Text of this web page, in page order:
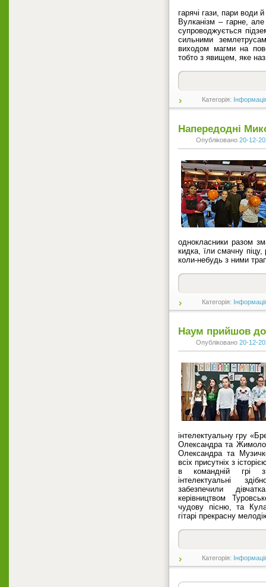
гарячі гази, пари води
Вулканізм – гарне,
супроводжується
сильними
виходом магми на
тобто з явищем, яке
Категорія:
Напередодні
Опубліковано 20-12-
однокласники разом
кидка, їли смачну піцу,
коли-небудь з ними
Категорія:
Наум прийшов
Опубліковано 20-12-
інтелектуальну гру
Олександра та
Олександра та
всіх присутніх з
в командній грі
інтелектуальні
забезпечили
керівництвом
чудову пісню, та
гітарі прекрасну
Категорія: